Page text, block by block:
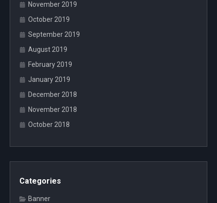
November 2019
October 2019
September 2019
August 2019
February 2019
January 2019
December 2018
November 2018
October 2018
Categories
Banner